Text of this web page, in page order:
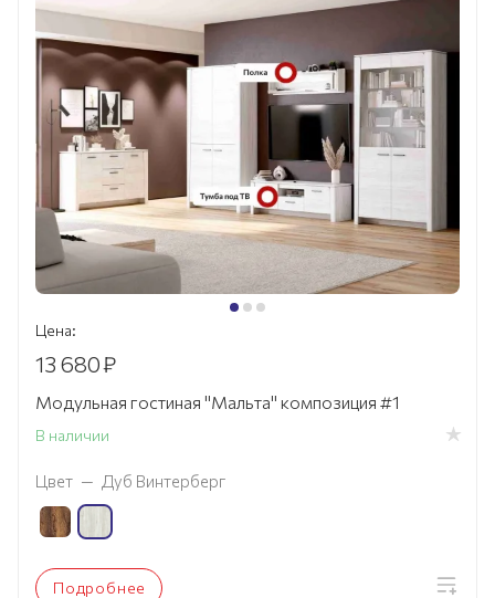
Цена:
13 680₽
Модульная гостиная "Мальта" композиция #1
В наличии
Цвет — Дуб Винтерберг
Подробнее